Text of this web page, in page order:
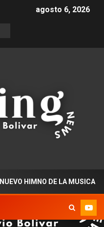
agosto 6, 2026
HIMNO DE LA MUSICA